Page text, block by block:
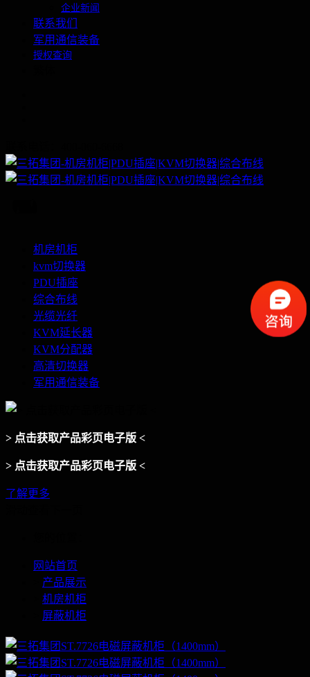
企业新闻
联系我们
军用通信装备
授权查询
机房机柜
kvm切换器
PDU插座
综合布线
光缆光纤
KVM延长器
KVM分配器
高清切换器
军用通信装备
> 点击获取产品彩页电子版 <
> 点击获取产品彩页电子版 <
了解更多
网站首页
产品展示
机房机柜
屏蔽机柜